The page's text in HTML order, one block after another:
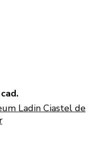
cad.
Ladin Ciastel de